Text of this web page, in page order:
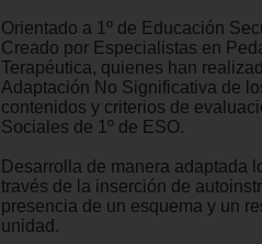
Orientado a 1º de Educación
Creado por Especialistas en
Terapéutica, quienes han
Adaptación No Significativa de
contenidos y criterios de
Sociales de 1º de ESO.
Desarrolla de manera adaptada
través de la inserción de
presencia de un esquema y un
unidad.